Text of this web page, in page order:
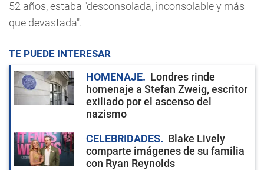
52 años, estaba "desconsolada, inconsolable y más
que devastada".
TE PUEDE INTERESAR
HOMENAJE
Londres rinde
homenaje a Stefan Zweig, escritor
exiliado por el ascenso del
nazismo
CELEBRIDADES
Blake Lively
comparte imágenes de su familia
con Ryan Reynolds